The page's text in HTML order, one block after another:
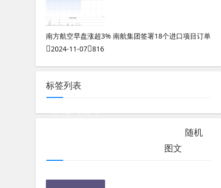
南方航空早盘涨超3% 南航集团签署18个进口项目订单
2024-11-07 816
标签列表
随机
图文